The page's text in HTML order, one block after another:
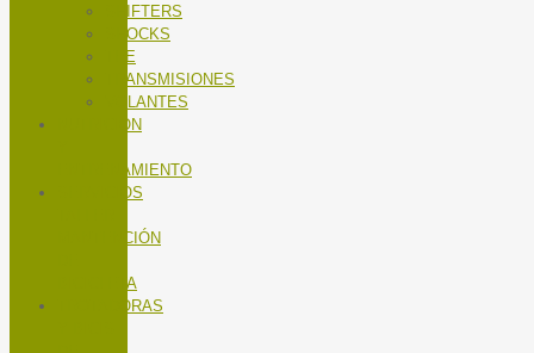
SHIFTERS
SHOCKS
TEE
TRANSMISIONES
VOLANTES
NUTRICIÓN
ENTRENAMIENTO
SERVICIOS
MANTENCIÓN
BICICLETA
TROTADORAS